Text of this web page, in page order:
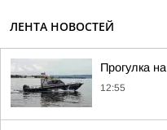
ЛЕНТА НОВОСТЕЙ
Прогулка
12:55